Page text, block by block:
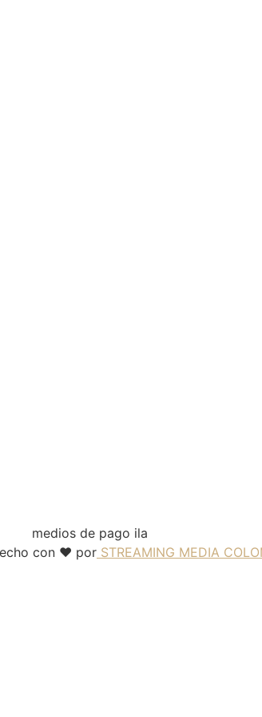
con ❤️ por STREAMING MEDIA